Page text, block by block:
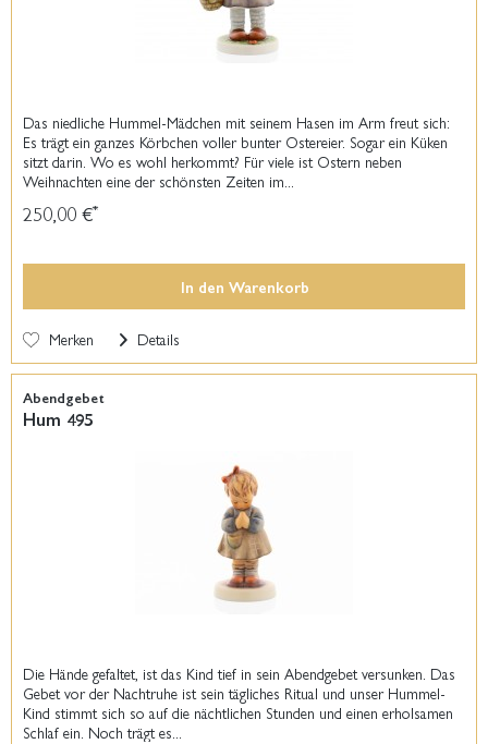
Das niedliche Hummel-Mädchen mit seinem Hasen im Arm freut sich:
Es trägt ein ganzes Körbchen voller bunter Ostereier. Sogar ein Küken
sitzt darin. Wo es wohl herkommt? Für viele ist Ostern neben
Weihnachten eine der schönsten Zeiten im...
250,00 €*
In den Warenkorb
Merken Details
Abendgebet
Hum 495
Die Hände gefaltet, ist das Kind tief in sein Abendgebet versunken. Das
Gebet vor der Nachtruhe ist sein tägliches Ritual und unser Hummel-
Kind stimmt sich so auf die nächtlichen Stunden und einen erholsamen
Schlaf ein. Noch trägt es...